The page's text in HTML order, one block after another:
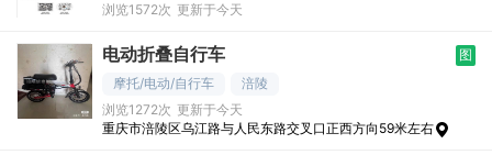
浏览1572次 更新于今天
电动折叠自行车
图
摩托/电动/自行车
涪陵
浏览1272次 更新于今天
重庆市涪陵区乌江路与人民东路交叉口正西方向59米左右